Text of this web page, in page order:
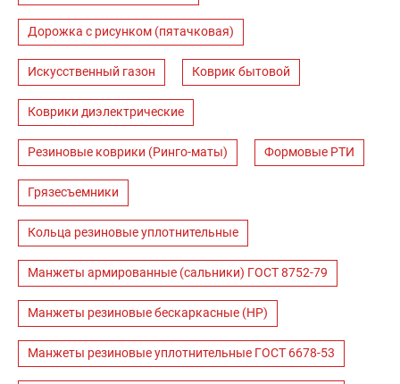
Дорожка с рисунком (пятачковая)
Искусственный газон Коврик бытовой
Коврики диэлектрические
Резиновые коврики (Ринго-маты) Формовые РТИ
Грязесъемники
Кольца резиновые уплотнительные
Манжеты армированные (сальники) ГОСТ 8752-79
Манжеты резиновые бескаркасные (НР)
Манжеты резиновые уплотнительные ГОСТ 6678-53